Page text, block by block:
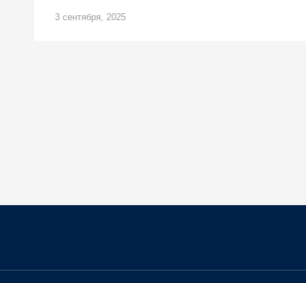
3 сентября, 2025